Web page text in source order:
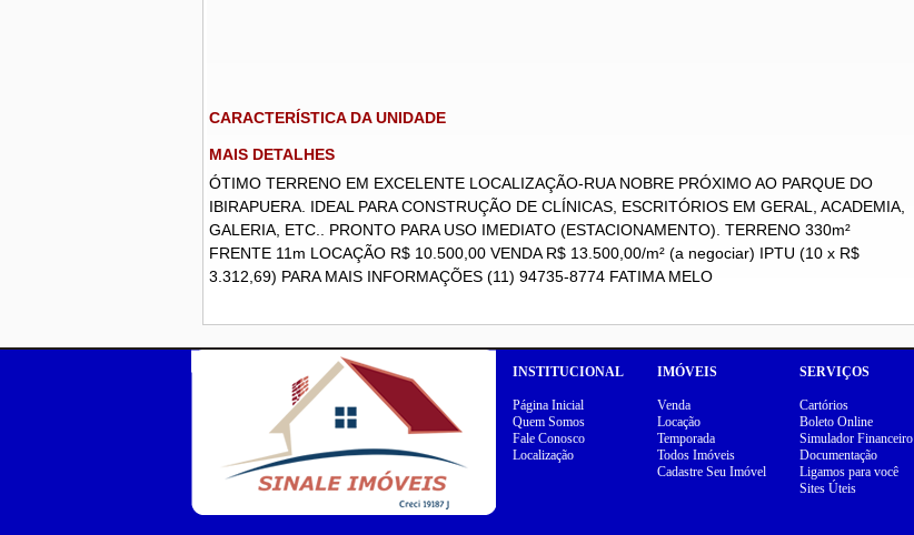
CARACTERÍSTICA DA UNIDADE
MAIS DETALHES
ÓTIMO TERRENO EM EXCELENTE LOCALIZAÇÃO-RUA NOBRE PRÓXIMO AO PARQUE DO
IBIRAPUERA. IDEAL PARA CONSTRUÇÃO DE CLÍNICAS, ESCRITÓRIOS EM GERAL, ACADEMIA,
GALERIA, ETC.. PRONTO PARA USO IMEDIATO (ESTACIONAMENTO). TERRENO 330m²
FRENTE 11m LOCAÇÃO R$ 10.500,00 VENDA R$ 13.500,00/m² (a negociar) IPTU (10 x R$
3.312,69) PARA MAIS INFORMAÇÕES (11) 94735-8774 FATIMA MELO
INSTITUCIONAL
Página Inicial
Quem Somos
Fale Conosco
Localização
IMÓVEIS
Venda
Locação
Temporada
Todos Imóveis
Cadastre Seu Imóvel
SERVIÇOS
Cartórios
Boleto Online
Simulador Financeiro
Documentação
Ligamos para você
Sites Úteis